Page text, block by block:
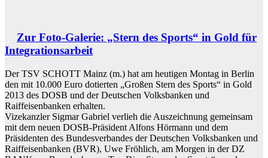
Zur Foto-Galerie: „Stern des Sports“ in Gold für
Integrationsarbeit
Der TSV SCHOTT Mainz (m.) hat am heutigen Montag in Berlin
den mit 10.000 Euro dotierten „Großen Stern des Sports“ in Gold
2013 des DOSB und der Deutschen Volksbanken und
Raiffeisenbanken erhalten.
Vizekanzler Sigmar Gabriel verlieh die Auszeichnung gemeinsam
mit dem neuen DOSB-Präsident Alfons Hörmann und dem
Präsidenten des Bundesverbandes der Deutschen Volksbanken und
Raiffeisenbanken (BVR), Uwe Fröhlich, am Morgen in der DZ